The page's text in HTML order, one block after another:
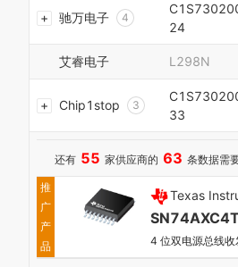
驰万电子
4
9
2
3
4
5
24
艾睿电子 L298N
Chip1stop
8
3
6
7
8
33
还有 55 家供应商的 63 条数据需
推
广
产
品
Texas
4 位双电源总线收